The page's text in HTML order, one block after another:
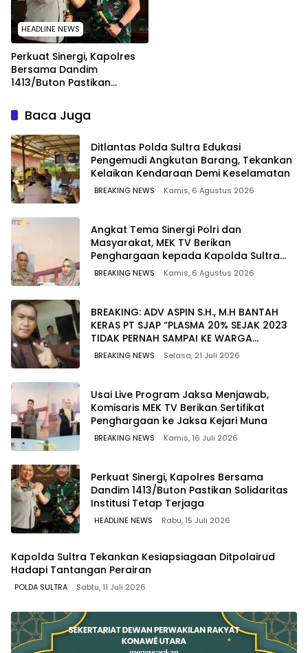
HEADLINE NEWS
Perkuat Sinergi, Kapolres
Bersama Dandim
1413/Buton Pastikan
Terjaga
Baca Juga
Ditlantas Polda Sultra Edukasi
Pengemudi Angkutan Barang, Tekankan
Kelaikan Kendaraan Demi Keselamatan
BREAKING NEWS Kamis, 6 Agustus 2026
Angkat Tema Sinergi Polri dan
Masyarakat, MEK TV Berikan
Penghargaan kepada Kapolda Sultra
melalui Kabid Humas
BREAKING NEWS Kamis, 6 Agustus 2026
BREAKING: ADV ASPIN S.H., M.H BANTAH
KERAS PT SJAP “PLASMA 20% SEJAK 2023
TIDAK PERNAH SAMPAI KE WARGA
WAWOONE!
BREAKING NEWS Selasa, 21 Juli 2026
Usai Live Program Jaksa Menjawab,
Komisaris MEK TV Berikan Sertifikat
Penghargaan ke Jaksa Kejari Muna
BREAKING NEWS Kamis, 16 Juli 2026
Perkuat Sinergi, Kapolres Bersama
Dandim 1413/Buton Pastikan Solidaritas
Institusi Tetap Terjaga
HEADLINE NEWS Rabu, 15 Juli 2026
Kapolda Sultra Tekankan Kesiapsiagaan Ditpolairud
Hadapi Tantangan Perairan
POLDA SULTRA Sabtu, 11 Juli 2026